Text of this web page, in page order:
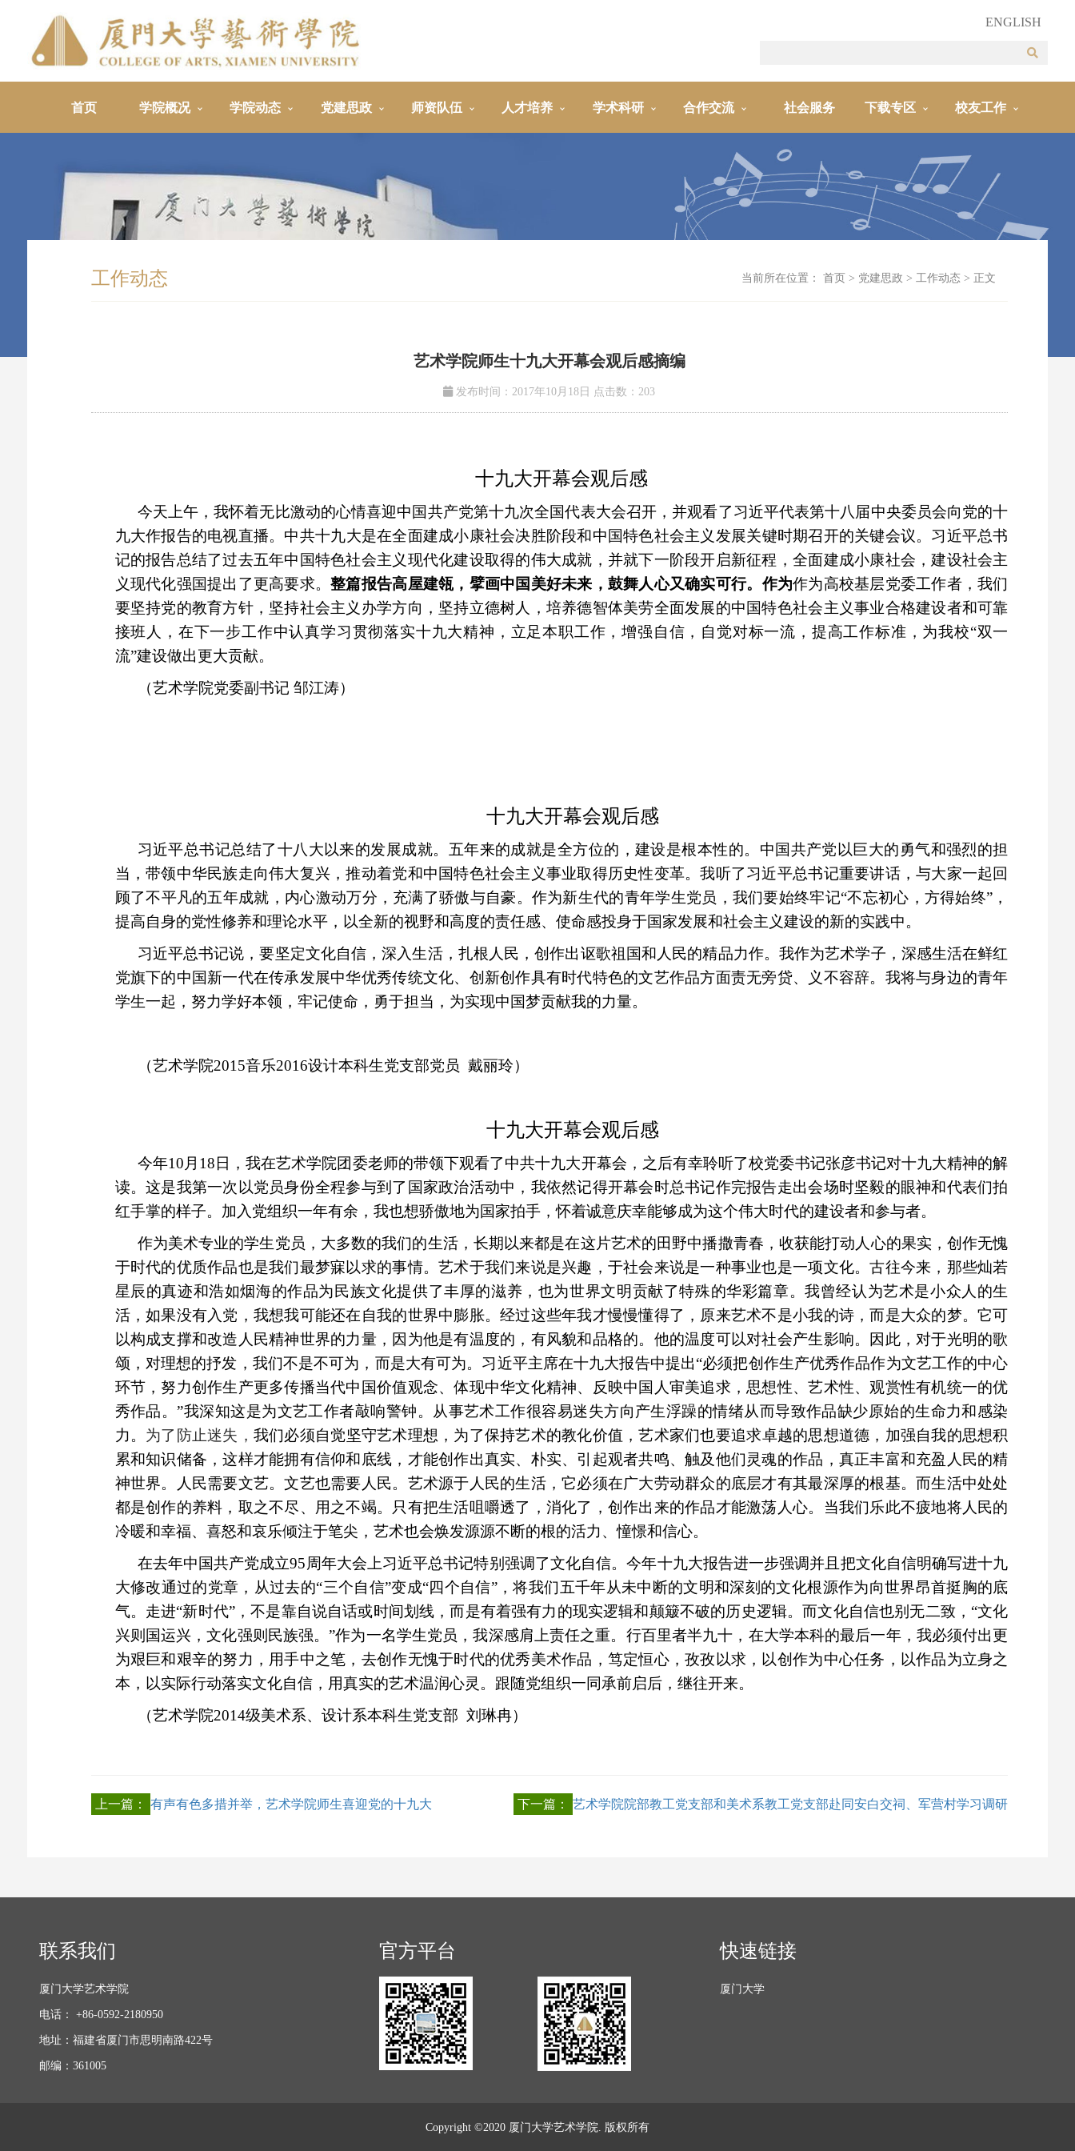
ENGLISH
首页 学院概况 学院动态 党建思政 师资队伍 人才培养 学术科研 合作交流 社会服务 下载专区 校友工作
工作动态 当前所在位置：首页 > 党建思政 >工作动态 > 正文
艺术学院师生十九大开幕会观后感摘编
发布时间：2017年10月18日 点击数：203
十九大开幕会观后感
今天上午，我怀着无比激动的心情喜迎中国共产党第十九次全国代表大会召开，并观看了习近平代表第十八届中央委员会向党的十
九大作报告的电视直播。中共十九大是在全面建成小康社会决胜阶段和中国特色社会主义发展关键时期召开的关键会议。习近平总书
记的报告总结了过去五年中国特色社会主义现代化建设取得的伟大成就，并就下一阶段开启新征程，全面建成小康社会，建设社会主
义现代化强国提出了更高要求。整篇报告高屋建瓴，擘画中国美好未来，鼓舞人心又确实可行。作为作为高校基层党委工作者，我们
要坚持党的教育方针，坚持社会主义办学方向，坚持立德树人，培养德智体美劳全面发展的中国特色社会主义事业合格建设者和可靠
接班人
，在下一步工作中认真学习贯彻落实十九大精神，立足本职工作，增强自信，自觉对标一流，提高工作标准，为我校“双一
流”建设做出更大贡献。
（艺术学院党委副书记 邹江涛）
十九大开幕会观后感
习近平总书记总结了十八大以来的发展成就。五年来的成就是全方位的，建设是根本性的。中国共产党以巨大的勇气和强烈的担
当，带领中华民族走向伟大复兴，推动着党和中国特色社会主义事业取得历史性变革。我听了习近平总书记重要讲话，与大家一起回
顾了不平凡的五年成就，内心激动万分，充满了骄傲与自豪。作为新生代的青年学生党员，我们要始终牢记“不忘初心，方得始终”，
提高自身的党性修养和理论水平，以全新的视野和高度的责任感、使命感投身于国家发展和社会主义建设的新的实践中。
习近平总书记说，要坚定文化自信，深入生活，扎根人民，创作出讴歌祖国和人民的精品力作。我作为艺术学子，深感生活在鲜红
党旗下的中国新一代在传承发展中华优秀传统文化、创新创作具有时代特色的文艺作品方面责无旁贷、义不容辞。我将与身边的青年
学生一起，努力学好本领，牢记使命，勇于担当，为实现中国梦贡献我的力量。
（艺术学院2015音乐2016设计本科生党支部党员 戴丽玲）
十九大开幕会观后感
今年10月18日，我在艺术学院团委老师的带领下观看了中共十九大开幕会，之后有幸聆听了校党委书记张彦书记对十九大精神的解
读。这是我第一次以党员身份全程参与到了国家政治活动中，我依然记得开幕会时总书记作完报告走出会场时坚毅的眼神和代表们拍
红手掌的样子。加入党组织一年有余，我也想骄傲地为国家拍手，怀着诚意庆幸能够成为这个伟大时代的建设者和参与者。
作为美术专业的学生党员，大多数的我们的生活，长期以来都是在这片艺术的田野中播撒青春，收获能打动人心的果实，创作无愧
于时代的优质作品也是我们最梦寐以求的事情。艺术于我们来说是兴趣，于社会来说是一种事业也是一项文化。古往今来，那些灿若
星辰的真迹和浩如烟海的作品为民族文化提供了丰厚的滋养，也为世界文明贡献了特殊的华彩篇章。我曾经认为艺术是小众人的生
活，如果没有入党，我想我可能还在自我的世界中膨胀。经过这些年我才慢慢懂得了，原来艺术不是小我的诗，而是大众的梦。它可
以构成支撑和改造人民精神世界的力量，因为他是有温度的，有风貌和品格的。他的温度可以对社会产生影响。因此，对于光明的歌
颂，对理想的抒发，我们不是不可为，而是大有可为。习近平主席在十九大报告中提出“必须把创作生产优秀作品作为文艺工作的中心
环节，努力创作生产更多传播当代中国价值观念、体现中华文化精神、反映中国人审美追求，思想性、艺术性、观赏性有机统一的优
秀作品。”我深知这是为文艺工作者敲响警钟。从事艺术工作很容易迷失方向产生浮躁的情绪从而导致作品缺少原始的生命力和感染
力。 为了防止迷失， 我们必须自觉坚守艺术理想，为了保持艺术的教化价值，艺术家们也要追求卓越的思想道德，加强自我的思想积
累和知识储备，这样才能拥有信仰和底线，才能创作出真实、朴实、引起观者共鸣、触及他们灵魂的作品，真正丰富和充盈人民的精
神世界。人民需要文艺。文艺也需要人民。艺术源于人民的生活，它必须在广大劳动群众的底层才有其最深厚的根基。而生活中处处
都是创作的养料，取之不尽、用之不竭。只有把生活咀嚼透了，消化了，创作出来的作品才能激荡人心。当我们乐此不疲地将人民的
冷暖和幸福、喜怒和哀乐倾注于笔尖，艺术也会焕发源源不断的根的活力、憧憬和信心。
在去年中国共产党成立95周年大会上习近平总书记特别强调了文化自信。今年十九大报告进一步强调并且把文化自信明确写进十九
大修改通过的党章，从过去的“三个自信”变成“四个自信”，将我们五千年从未中断的文明和深刻的文化根源作为向世界昂首挺胸的底
气。走进“新时代”，不是靠自说自话或时间划线，而是有着强有力的现实逻辑和颠簸不破的历史逻辑。而文化自信也别无二致，“文化
兴则国运兴，文化强则民族强。”作为一名学生党员，我深感肩上责任之重。行百里者半九十，在大学本科的最后一年，我必须付出更
为艰巨和艰辛的努力，用手中之笔，去创作无愧于时代的优秀美术作品，笃定恒心，孜孜以求，以创作为中心任务，以作品为立身之
本，以实际行动落实文化自信，用真实的艺术温润心灵。跟随党组织一同承前启后，继往开来。
（艺术学院2014级美术系、设计系本科生党支部 刘琳冉）
上一篇： 有声有色多措并举，艺术学院师生喜迎党的十九大 下一篇： 艺术学院院部教工党支部和美术系教工党支部赴同安白交祠、军营村学习调研
联系我们
厦门大学艺术学院
电话： +86-0592-2180950
地址：福建省厦门市思明南路422号
邮编：361005
官方平台 快速链接
厦门大学
Copyright ©2020 厦门大学艺术学院. 版权所有